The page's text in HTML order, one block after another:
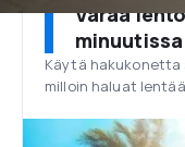
Varaa
Käytä hakukonetta
milloin haluat